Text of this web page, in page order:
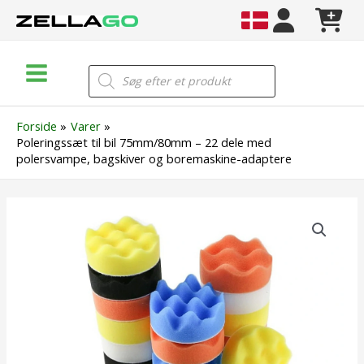
Menu
Products
search
Forside
Varer
Poleringssæt til bil 75mm/80mm – 22 dele med
polersvampe, bagskiver og boremaskine-adaptere
75mm/80mm